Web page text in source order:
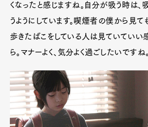
Pen Meet
Pen international
くなったと感じますね。自分が吸う時は
うようにしています。喫煙者の僕から見て
歩きたばこをしている人は見ていていい
ら。マナーよく、気分よく過ごしたいですね。